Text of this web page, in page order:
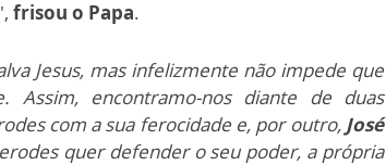
frisou o Papa.
Jesus, mas infelizmente não impede que
encontramo-nos diante de duas
com a sua ferocidade e, por outro, José
quer defender o seu poder, a própria